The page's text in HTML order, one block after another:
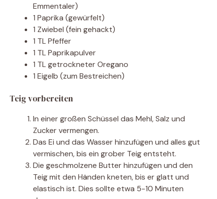
Emmentaler)
1 Paprika (gewürfelt)
1 Zwiebel (fein gehackt)
1 TL Pfeffer
1 TL Paprikapulver
1 TL getrockneter Oregano
1 Eigelb (zum Bestreichen)
Teig vorbereiten
In einer großen Schüssel das Mehl, Salz und
Zucker vermengen.
Das Ei und das Wasser hinzufügen und alles gut
vermischen, bis ein grober Teig entsteht.
Die geschmolzene Butter hinzufügen und den
Teig mit den Händen kneten, bis er glatt und
elastisch ist. Dies sollte etwa 5-10 Minuten